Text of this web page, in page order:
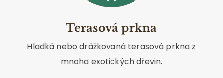
Terasová prkna
Hladká nebo drážkovaná terasová prkna z
mnoha exotických dřevin.